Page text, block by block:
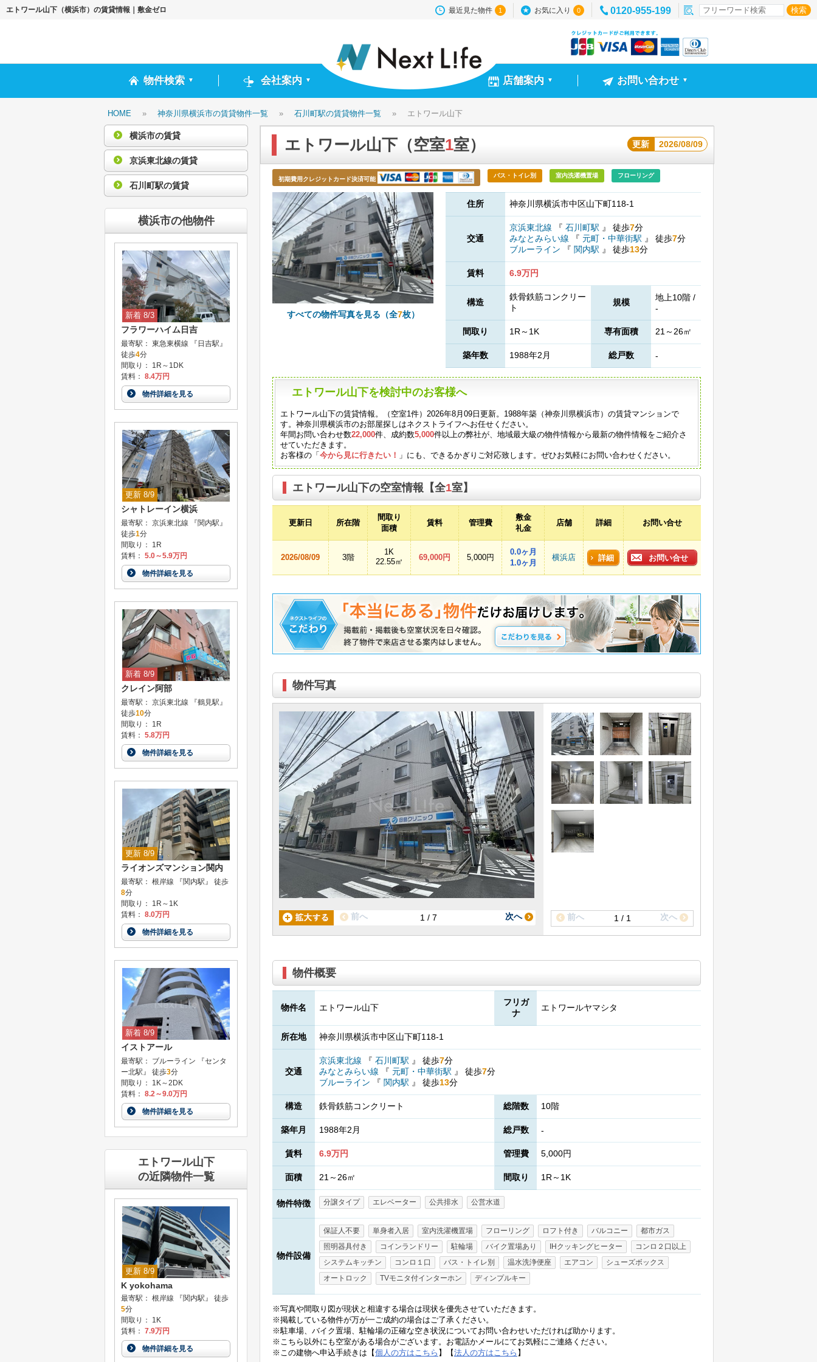
エトワール山下（横浜市）の賃貸情報｜敷金ゼロ 最近見た物件 1 お気に入り 0 0120-955-199
物件検索 ▼ 会社案内 ▼ 店舗案内 ▼ お問い合わせ ▼
HOME » 神奈川県横浜市の賃貸物件一覧 » 石川町駅の賃貸物件一覧 » エトワール山下
エトワール山下（空室1室） 更新 2026/08/09
初期費用クレジットカード決済可能
バス・トイレ別 室内洗濯機置場 フローリング
すべての物件写真を見る（全7枚）
住所 神奈川県横浜市中区山下町118-1
交通
京浜東北線 『 石川町駅 』 徒歩7分
みなとみらい線
『 元町・中華街駅 』 徒歩7分
ブルーライン
『 関内駅 』 徒歩13分
賃料 6.9万円
構造
鉄骨鉄筋コンクリー
ト
規模
地上10階 /
-
間取り 1R～1K 専有面積 21～26㎡
築年数 1988年2月 総戸数 -
エトワール山下を検討中のお客様へ
エトワール山下の賃貸情報。（空室1件）2026年8月09日更新。1988年築（神奈川県横浜市）の賃貸マンションで
す。神奈川県横浜市のお部屋探しはネクストライフへお任せください。
年間お問い合わせ数22,000件、成約数5,000件以上の弊社が、地域最大級の物件情報から最新の物件情報をご紹介さ
せていただきます。
お客様の「今から見に行きたい！ 」にも、できるかぎりご対応致します。ぜひお気軽にお問い合わせください。
エトワール山下の空室情報【全1室】
更新日 所在階
間取り
面積
賃料 管理費
敷金
礼金
店舗 詳細 お問い合せ
2026/08/09 3階
1K
22.55㎡
69,000円 5,000円
0.0ヶ月
1.0ヶ月
横浜店 詳細 お問い合せ
物件写真
1 / 7
前へ 次へ 1 / 1
前へ 次へ
物件概要
物件名 エトワール山下
フリガ
ナ
エトワールヤマシタ
所在地 神奈川県横浜市中区山下町118-1
交通
京浜東北線 『 石川町駅 』 徒歩7分
みなとみらい線
『 元町・中華街駅 』 徒歩7分
ブルーライン
『 関内駅 』 徒歩13分
構造 鉄骨鉄筋コンクリート 総階数 10階
築年月 1988年2月 総戸数 -
賃料 6.9万円 管理費 5,000円
面積 21～26㎡ 間取り 1R～1K
物件特徴 分譲タイプ エレベーター 公共排水 公営水道
物件設備
保証人不要 単身者入居 室内洗濯機置場 フローリング ロフト付き バルコニー
都市ガス
照明器具付き
コインランドリー 駐輪場 バイク置場あり IHクッキングヒーター
コンロ２口以上
システムキッチン
コンロ１口 バス・トイレ別 温水洗浄便座 エアコン
シューズボックス
オートロック
TVモニタ付インターホン ディンプルキー
※写真や間取り図が現状と相違する場合は現状を優先させていただきます。
※掲載している物件が万が一ご成約の場合はご了承ください。
※駐車場、バイク置場、駐輪場の正確な空き状況についてお問い合わせいただければ助かります。
※こちら以外にも空室がある場合がございます。お電話かメールにてお気軽にご連絡ください。
※この建物へ申込手続きは【個人の方はこちら 】【法人の方はこちら 】
横浜市の賃貸
京浜東北線の賃貸
石川町駅の賃貸
横浜市の他物件
新着 8/3
フラワーハイム日吉
最寄駅： 東急東横線 『日吉駅』
徒歩4分
間取り： 1R～1DK
賃料： 8.4万円
物件詳細を見る
更新 8/9
シャトレーイン横浜
最寄駅： 京浜東北線 『関内駅』
徒歩1分
間取り： 1R
賃料： 5.0～5.9万円
物件詳細を見る
新着 8/9
クレイン阿部
最寄駅： 京浜東北線 『鶴見駅』
徒歩10分
間取り： 1R
賃料： 5.8万円
物件詳細を見る
更新 8/9
ライオンズマンション関内
最寄駅： 根岸線 『関内駅』 徒歩
8分
間取り： 1R～1K
賃料： 8.0万円
物件詳細を見る
新着 8/9
イストアール
最寄駅： ブルーライン 『センタ
ー北駅』 徒歩3分
間取り： 1K～2DK
賃料： 8.2～9.0万円
物件詳細を見る
エトワール山下
の近隣物件一覧
更新 8/9
K yokohama
最寄駅： 根岸線 『関内駅』 徒歩
5分
間取り： 1K
賃料： 7.9万円
物件詳細を見る